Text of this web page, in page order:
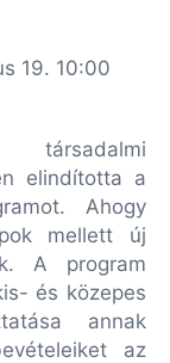
19. 10:00
társadalmi
elindította a
Ahogy
mellett új
A program
és közepes
annak
az